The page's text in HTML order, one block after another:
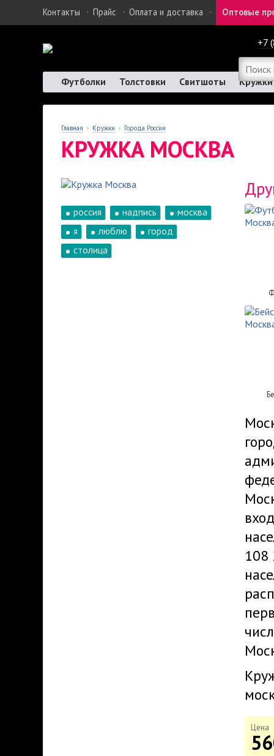
Контакты · Прайс · Оплата и доставка · Оптовые
+7
Футболки Толстовки Свитшоты Кружки
Главная › Кружки › Города России
КРУЖКА МОСКВА
россия надпись
москва
я
люблю
город
столица
108
Цена